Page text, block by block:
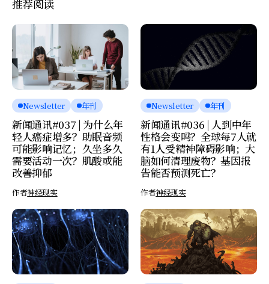
推荐阅读
Newsletter 年刊
新闻通讯#037 | 为什么年
轻人癌症增多？助眠音频
可能影响记忆；久坐多久
需要活动一次？肌酸或能
改善抑郁
作者神经现实
Newsletter 年刊
新闻通讯#036 | 人到中年
性格会变吗？全球每7人就
有1人受精神障碍影响；大
脑如何清理废物？基因报
告能否预测死亡？
作者神经现实